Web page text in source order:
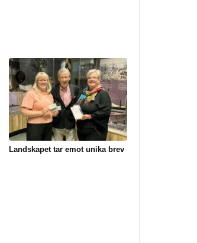
Landskapet tar emot unika brev